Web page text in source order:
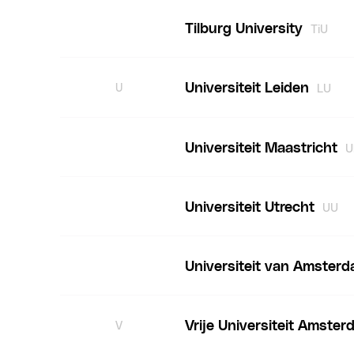
Tilburg University TiU
U Universiteit Leiden LU
Universiteit Maastricht
Universiteit Utrecht UU
Universiteit van
V Vrije Universiteit